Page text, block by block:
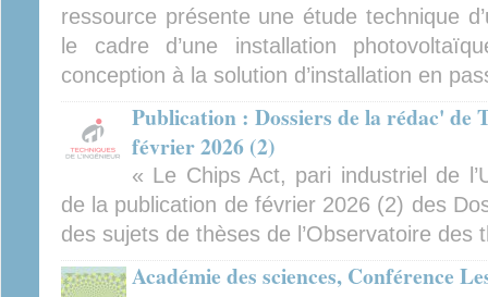
ressource présente une étude technique
le cadre d’une installation
conception à la solution d’installation en
Publication : Dossiers de la rédac' de
février 2026 (2)
« Le Chips Act, pari industriel de
de la publication de février 2026 (2) des
des sujets de thèses de l’Observatoire des
Académie des sciences, Conférence